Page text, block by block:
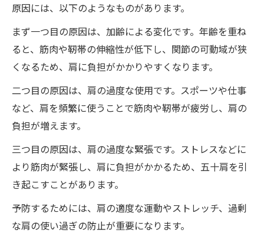
原因には、以下のようなものがあります。
まず一つ目の原因は、加齢による変化です。年齢を重ね
ると、筋肉や靭帯の伸縮性が低下し、関節の可動域が狭
くなるため、肩に負担がかかりやすくなります。
二つ目の原因は、肩の過度な使用です。スポーツや仕事
など、肩を頻繁に使うことで筋肉や靭帯が疲労し、肩の
負担が増えます。
三つ目の原因は、肩の過度な緊張です。ストレスなどに
より筋肉が緊張し、肩に負担がかかるため、五十肩を引
き起こすことがあります。
予防するためには、肩の適度な運動やストレッチ、過剰
な肩の使い過ぎの防止が重要になります。